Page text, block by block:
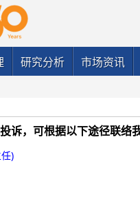
研究分析 市场资讯
诉，可根据以下途径联络
)